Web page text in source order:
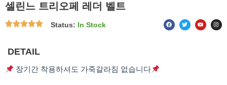
셀린느 트리오페 레더 벨트
Status: In Stock F
a
c
T
w
i
Y
o
u
I
n
s
DETAIL
장기간 착용하셔도 가죽갈라짐 없습니다